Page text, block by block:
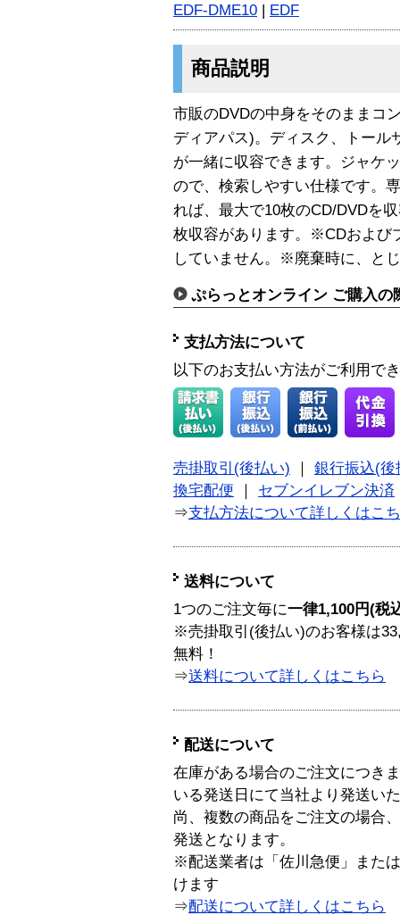
EDF-DME10 | EDF
商品説明
市販のDVDの中身をそのままコ
ディアパス)。ディスク、トール
が一緒に収容できます。ジャケ
ので、検索しやすい仕様です。
れば、最大で10枚のCD/DVDを
枚収容があります。※CDおよび
していません。※廃棄時に、と
ぷらっとオンライン ご購入の
支払方法について
以下のお支払い方法がご利用で
売掛取引(後払い)
銀行振込(後
換宅配便
セブンイレブン決済
⇒支払方法について詳しくはこ
送料について
1つのご注文毎に一律1,100円(税
※売掛取引(後払い)のお客様は
無料！
⇒送料について詳しくはこちら
配送について
在庫がある場合のご注文につき
いる発送日にて当社より発送い
尚、複数の商品をご注文の場合
発送となります。
※配送業者は「佐川急便」また
けます
⇒配送について詳しくはこちら